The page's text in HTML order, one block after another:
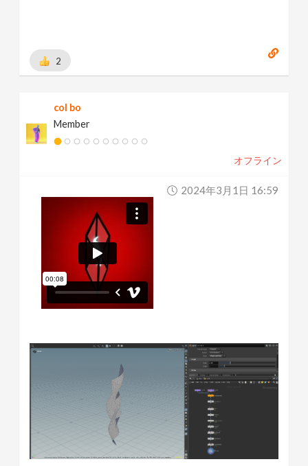
2
col bo
Member
オフライン
2024年3月1日 16:59